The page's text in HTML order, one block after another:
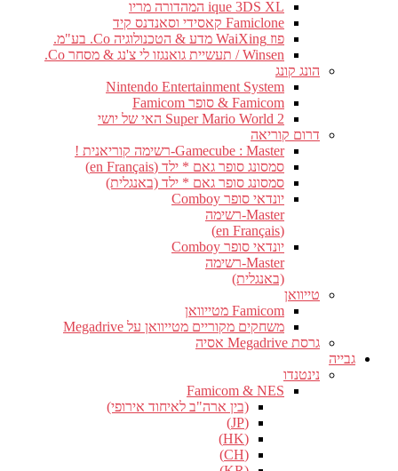
ique 3DS XL המהדורה מריו
Famiclone קאסידי וסאנדנס קיד
פוז WaiXing מדע & הטכנולוגיה Co. בע"מ.
Winsen / תעשיית גואנגזו לי צ'נג & מסחר Co.
הונג קונג
Nintendo Entertainment System
Famicom & סופר Famicom
Super Mario World 2 האי של יושי
דרום קוריאה
Gamecube : Master-רשימה קוריאנית !
סמסונג סופר גאם * ילד (en Français)
סמסונג סופר גאם * ילד (באנגלית)
יונדאי סופר Comboy
Master-רשימה
(en Français)
יונדאי סופר Comboy
Master-רשימה
(באנגלית)
טייוואן
Famicom מטייוואן
משחקים מקוריים מטייוואן על Megadrive
גרסת Megadrive אסיה
גבייה
נינטנדו
Famicom & NES
(בין ארה"ב לאיחוד אירופי)
(JP)
(HK)
(CH)